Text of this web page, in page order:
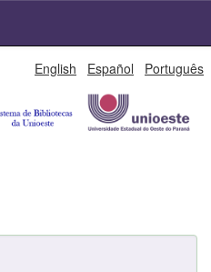
English Español Português